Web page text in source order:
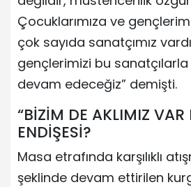
Çocuklarımıza ve
çok sayıda sanatçımız
gençlerimizi bu
devam edeceğiz” demişti.
“BİZİM DE AKLIMIZ VAR
ENDİŞESİ?
Masa etrafında karşılıklı
şeklinde devam ettirilen